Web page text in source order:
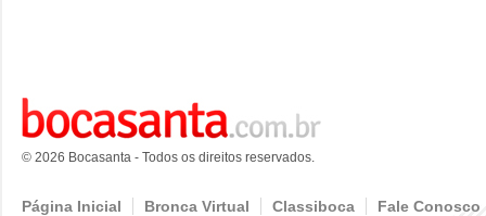
© 2026 Bocasanta - Todos os direitos reservados.
Página Inicial Bronca Virtual Classiboca Fale Conosco